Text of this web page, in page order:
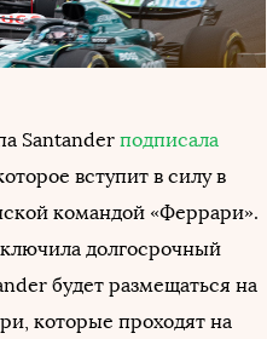
Santander подписала
вступит в силу в
командой «Феррари».
долгосрочный
будет размещаться на
которые проходят на